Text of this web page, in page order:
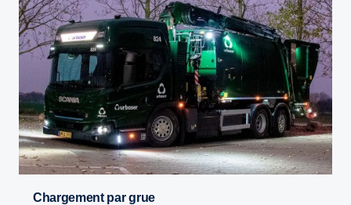
Chargement par grue